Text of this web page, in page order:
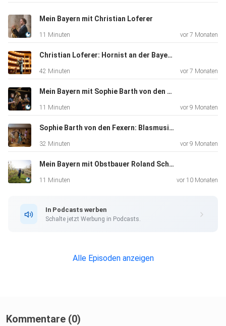
Mein Bayern mit Christian Loferer
11 Minuten vor 7 Monaten
Christian Loferer: Hornist an der Bayerischen Staatsoper über Heimat, Tradition und Musik
42 Minuten vor 7 Monaten
Mein Bayern mit Sophie Barth von den Fexern
11 Minuten vor 9 Monaten
Sophie Barth von den Fexern: Blasmusik zwischen Tradition und Moderne
32 Minuten vor 9 Monaten
Mein Bayern mit Obstbauer Roland Schmitt
11 Minuten vor 10 Monaten
In Podcasts werben
Schalte jetzt Werbung in Podcasts.
Alle Episoden anzeigen
Kommentare (0)